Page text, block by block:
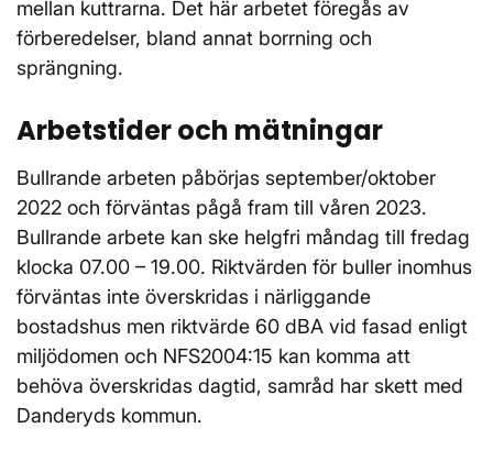
mellan kuttrarna. Det här arbetet föregås av
förberedelser, bland annat borrning och
sprängning.
Arbetstider och mätningar
Bullrande arbeten påbörjas september/oktober
2022 och förväntas pågå fram till våren 2023.
Bullrande arbete kan ske helgfri måndag till fredag
klocka 07.00 – 19.00. Riktvärden för buller inomhus
förväntas inte överskridas i närliggande
bostadshus men riktvärde 60 dBA vid fasad enligt
miljödomen och NFS2004:15 kan komma att
behöva överskridas dagtid, samråd har skett med
Danderyds kommun.